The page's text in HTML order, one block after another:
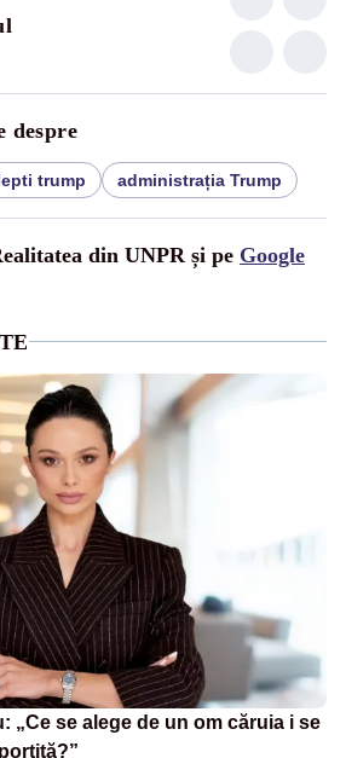
despre
trump administrația Trump
din UNPR și pe Google
„Ce se alege de un om căruia i se